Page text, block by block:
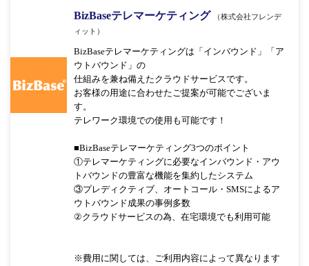
BizBaseテレマーケティング
（株式会社フレンデ
ィット）
BizBaseテレマーケティングは「インバウンド」「ア
ウトバウンド」の
仕組みを兼ね備えたクラウドサービスです。
お客様の用途に合わせたご提案が可能でございま
す。
テレワーク環境での使用も可能です！
■BizBaseテレマーケティング3つのポイント
①テレマーケティングに必要なインバウンド・アウ
トバウンドの豊富な機能を集約したシステム
③プレディクティブ、オートコール・SMSによるア
ウトバウンド成果の事例多数
②クラウドサービスの為、在宅環境でも利用可能
※費用に関しては、ご利用内容によって異なります